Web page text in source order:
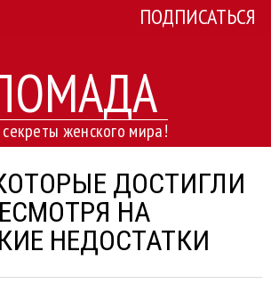
секреты женского мира!
ПОДПИСАТЬСЯ
ДОСТИГЛИ
НА
НЕДОСТАТКИ